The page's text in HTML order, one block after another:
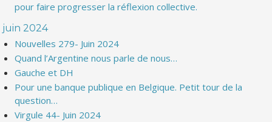
pour faire progresser la réflexion collective.
juin 2024
Nouvelles 279- Juin 2024
Quand l’Argentine nous parle de nous…
Gauche et DH
Pour une banque publique en Belgique. Petit tour de la
question…
Virgule 44- Juin 2024